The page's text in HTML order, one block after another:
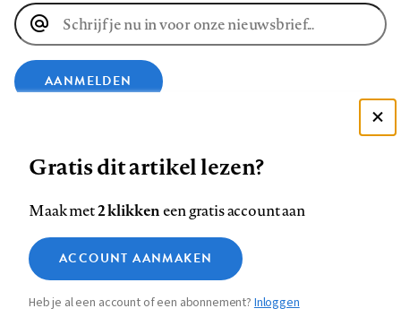
E-
mailadres
AANMELDEN
op
Facebook
op
LinkedIn
op
Bluesky
ons
op
InstagramYouTube
Footer
Contact Colofon Disclaimer Privacy
Medische vragen verdienen
betrouwbare antwoorden
Zie onze cookie policy
Analytische cookies
Marketing cookies
Gratis dit artikel lezen?
Maak met2 klikkeneen gratis account aan
ACCOUNT AANMAKEN
Heb je al een account of een abonnement?Inloggen